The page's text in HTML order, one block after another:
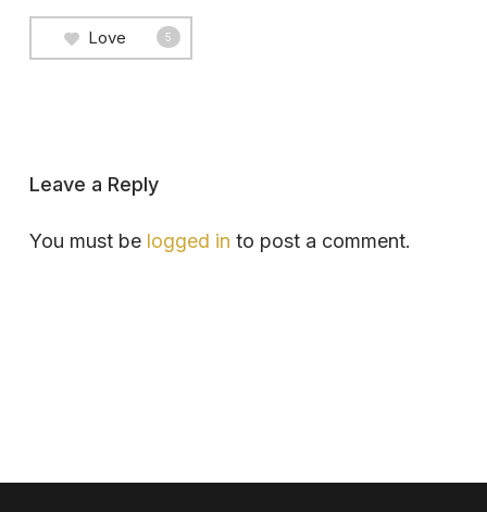
Love 5
Leave a Reply
You must be logged in to post a comment.